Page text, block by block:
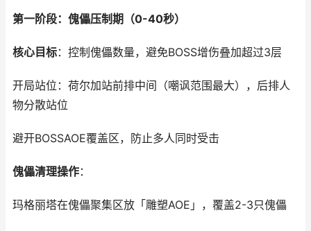
第一阶段：傀儡压制期（0-40秒）
核心目标：控制傀儡数量，避免BOSS增伤叠加超过3层
开局站位：荷尔加站前排中间（嘲讽范围最大），后排人
物分散站位
避开BOSSAOE覆盖区，防止多人同时受击
傀儡清理操作：
玛格丽塔在傀儡聚集区放「雕塑AOE」，覆盖2-3只傀儡